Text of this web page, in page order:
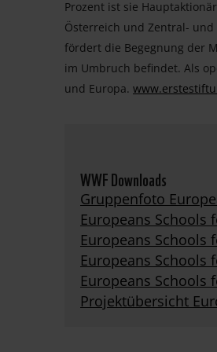
Prozent ist sie
Österreich und Zentral-
fördert die Begegnung der
im Umbruch befindet. Als
und Europa.
WWF Downloads
Gruppenfoto
Europeans Schools
Europeans Schools
Europeans Schools
Europeans Schools
Projektübersicht